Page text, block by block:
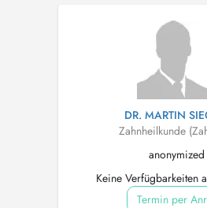
DR. MARTIN
Zahnheilkunde
anonymized
Keine Verfügbarkeiten
Termin per